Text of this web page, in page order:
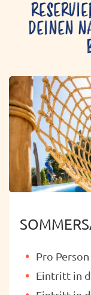
DEINEN
Pro
Eintritt in